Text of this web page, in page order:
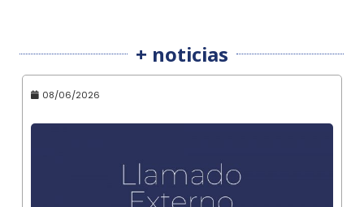
+ noticias
08/06/2026